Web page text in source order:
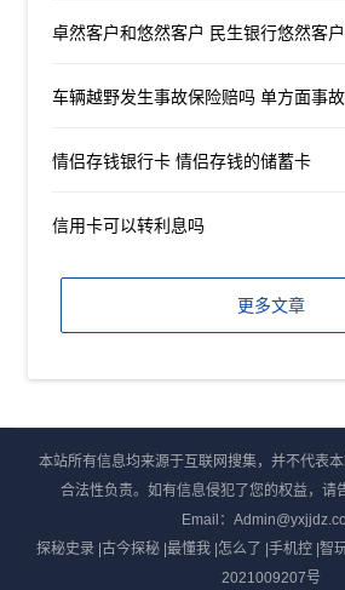
卓然客户和悠然客户 民生银行悠然客
车辆越野发生事故保险赔吗 单方面事
情侣存钱银行卡 情侣存钱的储蓄卡
信用卡可以转利息吗
更多文章
本站所有信息均来源于互联网搜集，并不代表
合法性负责。如有信息侵犯了您的权益，请
Email：
探秘史录|古今探秘|最懂我|怎么了 |手机控|智
2021009207号